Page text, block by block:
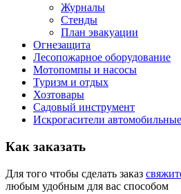
Журналы
Стенды
План эвакуации
Огнезащита
Лесопожарное оборудование
Мотопомпы и насосы
Туризм и отдых
Хозтовары
Садовый инструмент
Искрогасители
Как заказать
Для того чтобы сделать заказ
любым удобным для вас способом